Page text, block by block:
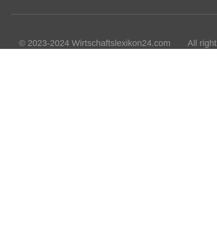
© 2023-2024 Wirtschaftslexikon24.com All